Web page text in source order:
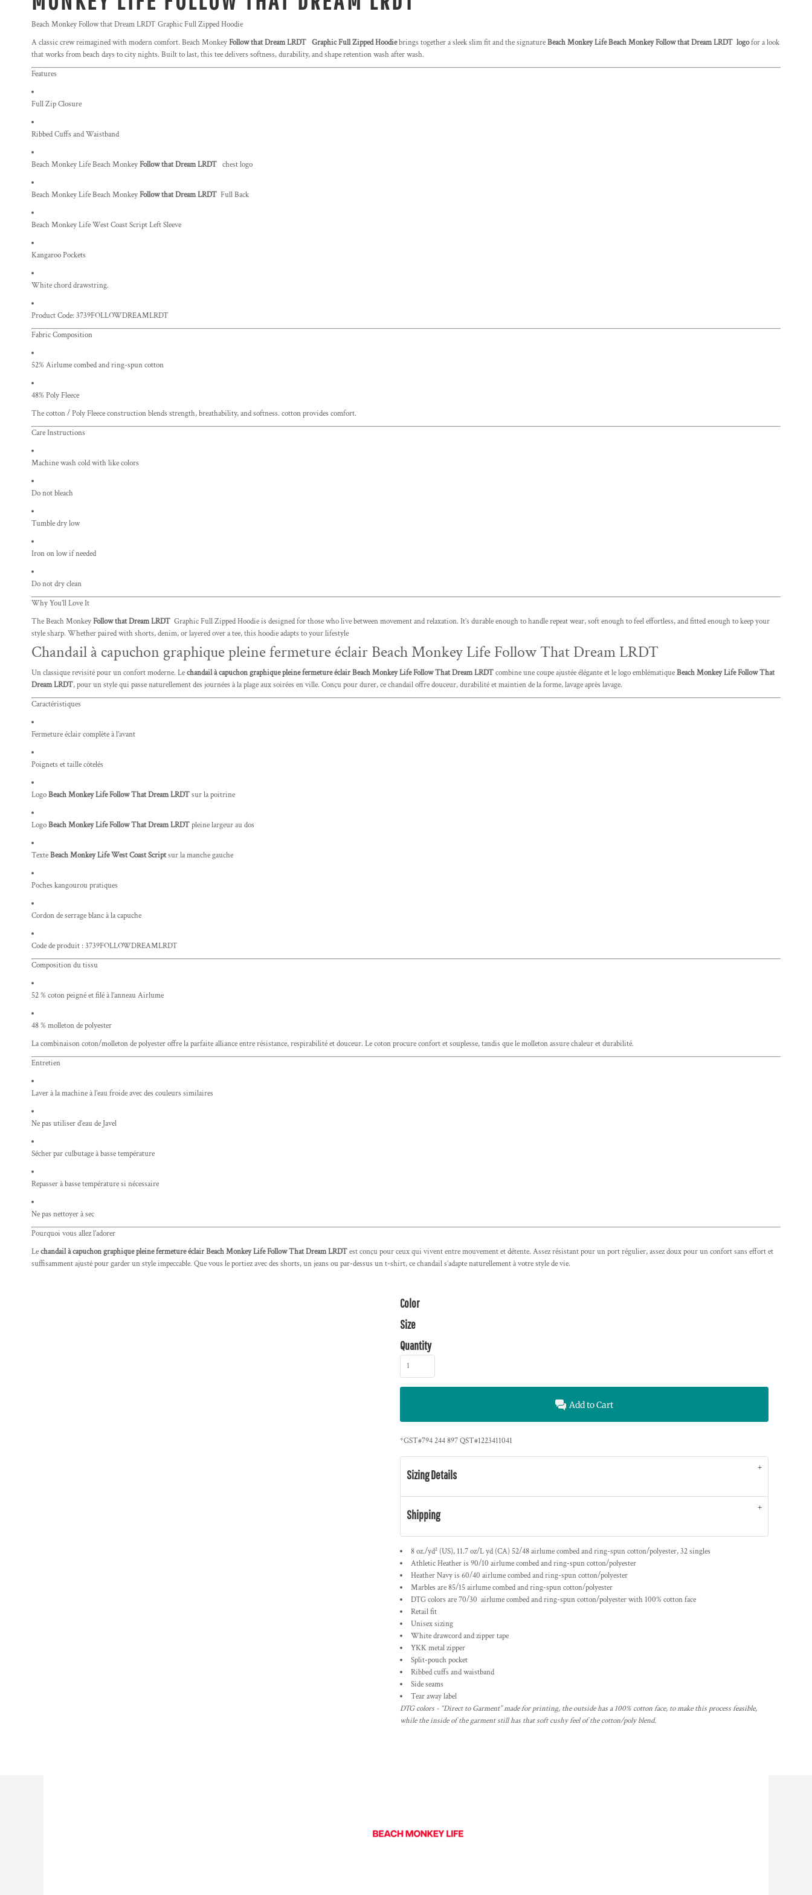
Beach Monkey Follow that Dream LRDT Graphic Full Zipped Hoodie
A classic crew reimagined with modern comfort. Beach MonkeyFollow that Dream LRDT Graphic Full Zipped Hoodiebrings together a sleek slim fit and the signatureBeach Monkey Life Beach Monkey Follow that Dream LRDT logofor a look
that works from beach days to city nights. Built to last, this tee delivers softness, durability, and shape retention wash after wash.
Features
Full Zip Closure
Ribbed Cuffs and Waistband
Beach Monkey Life Beach MonkeyFollow that Dream LRDT chest logo
Beach Monkey Life Beach MonkeyFollow that Dream LRDT Full Back
Beach Monkey Life West Coast Script Left Sleeve
Kangaroo Pockets
White chord drawstring.
Product Code: 3739FOLLOWDREAMLRDT
Fabric Composition
52% Airlume combed and ring-spun cotton
48% Poly Fleece
The cotton / Poly Fleece construction blends strength, breathability, and softness. cotton provides comfort.
Care Instructions
Machine wash cold with like colors
Do not bleach
Tumble dry low
Iron on low if needed
Do not dry clean
Why You’ll Love It
The Beach MonkeyFollow that Dream LRDT Graphic Full Zipped Hoodie is designed for those who live between movement and relaxation. It’s durable enough to handle repeat wear, soft enough to feel effortless, and fitted enough to keep your
style sharp. Whether paired with shorts, denim, or layered over a tee, this hoodie adapts to your lifestyle
Chandail à capuchon graphique pleine fermeture éclair Beach Monkey Life Follow That Dream LRDT
Un classique revisité pour un confort moderne. Lechandail à capuchon graphique pleine fermeture éclair Beach Monkey Life Follow That Dream LRDTcombine une coupe ajustée élégante et le logo emblématiqueBeach Monkey Life Follow That
Dream LRDT, pour un style qui passe naturellement des journées à la plage aux soirées en ville. Conçu pour durer, ce chandail offre douceur, durabilité et maintien de la forme, lavage après lavage.
Caractéristiques
Fermeture éclair complète à l’avant
Poignets et taille côtelés
LogoBeach Monkey Life Follow That Dream LRDTsur la poitrine
LogoBeach Monkey Life Follow That Dream LRDTpleine largeur au dos
TexteBeach Monkey Life West Coast Scriptsur la manche gauche
Poches kangourou pratiques
Cordon de serrage blanc à la capuche
Code de produit : 3739FOLLOWDREAMLRDT
Composition du tissu
52 % coton peigné et filé à l’anneau Airlume
48 % molleton de polyester
La combinaison coton/molleton de polyester offre la parfaite alliance entre résistance, respirabilité et douceur. Le coton procure confort et souplesse, tandis que le molleton assure chaleur et durabilité.
Entretien
Laver à la machine à l’eau froide avec des couleurs similaires
Ne pas utiliser d’eau de Javel
Sécher par culbutage à basse température
Repasser à basse température si nécessaire
Ne pas nettoyer à sec
Pourquoi vous allez l’adorer
Lechandail à capuchon graphique pleine fermeture éclair Beach Monkey Life Follow That Dream LRDTest conçu pour ceux qui vivent entre mouvement et détente. Assez résistant pour un port régulier, assez doux pour un confort sans effort et
suffisamment ajusté pour garder un style impeccable. Que vous le portiez avec des shorts, un jeans ou par-dessus un t-shirt, ce chandail s’adapte naturellement à votre style de vie.
Color
Size
Quantity
Add to Cart
*GST#794 244 897 QST#1223411041
Sizing Details
Shipping
8 oz./yd² (US), 11.7 oz/L yd (CA) 52/48 airlumecombed and ring-spun cotton/polyester, 32 singles
Athletic Heather is 90/10 airlumecombed and ring-spun cotton/polyester
Heather Navy is 60/40 airlumecombed and ring-spun cotton/polyester
Marbles are 85/15 airlumecombed and ring-spun cotton/polyester
DTG colors are 70/30 airlume combed and ring-spun cotton/polyester with 100% cotton face
Retail fit
Unisex sizing
White drawcord and zipper tape
YKK metal zipper
Split-pouch pocket
Ribbed cuffs and waistband
Side seams
Tear away label
DTG colors - “Direct to Garment” made for printing, the outside has a 100% cotton face, to make this process feasible,
while the inside of the garment still has that soft cushy feel of the cotton/poly blend.